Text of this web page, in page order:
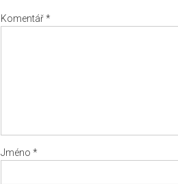
Komentář*
Jméno *